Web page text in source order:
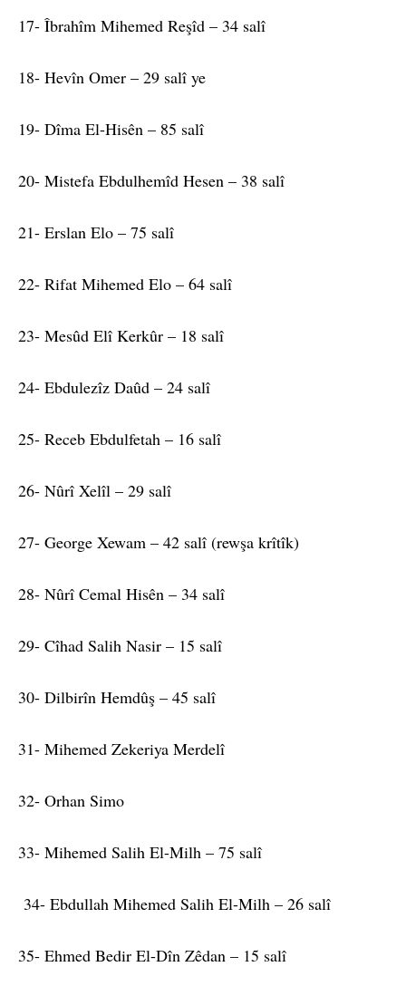
17- Îbrahîm Mihemed Reşîd – 34 salî
18- Hevîn Omer – 29 salî ye
19- Dîma El-Hisên – 85 salî
20- Mistefa Ebdulhemîd Hesen – 38 salî
21- Erslan Elo – 75 salî
22- Rifat Mihemed Elo – 64 salî
23- Mesûd Elî Kerkûr – 18 salî
24- Ebdulezîz Daûd – 24 salî
25- Receb Ebdulfetah – 16 salî
26- Nûrî Xelîl – 29 salî
27- George Xewam – 42 salî (rewşa krîtîk)
28- Nûrî Cemal Hisên – 34 salî
29- Cîhad Salih Nasir – 15 salî
30- Dilbirîn Hemdûş – 45 salî
31- Mihemed Zekeriya Merdelî
32- Orhan Simo
33- Mihemed Salih El-Milh – 75 salî
34- Ebdullah Mihemed Salih El-Milh – 26 salî
35- Ehmed Bedir El-Dîn Zêdan – 15 salî